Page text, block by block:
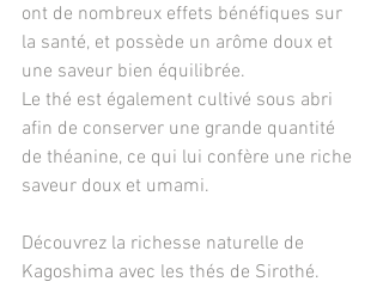
ont de nombreux effets bénéfiques sur
la santé, et possède un arôme doux et
une saveur bien équilibrée.
Le thé est également cultivé sous abri
afin de conserver une grande quantité
de théanine, ce qui lui confère une riche
saveur doux et umami.
Découvrez la richesse naturelle de
Kagoshima avec les thés de Sirothé.